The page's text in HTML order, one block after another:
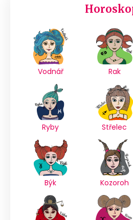
Vodnář Rak
Ryby Střelec
Býk Kozoroh